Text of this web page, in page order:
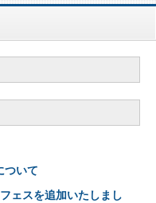
ついて
ェスを追加いたしまし